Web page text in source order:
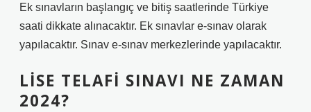
Ek sınavların başlangıç ​​ve bitiş saatlerinde Türkiye
saati dikkate alınacaktır. Ek sınavlar e-sınav olarak
yapılacaktır. Sınav e-sınav merkezlerinde yapılacaktır.
LISE TELAFI SINAVI NE ZAMAN
2024?